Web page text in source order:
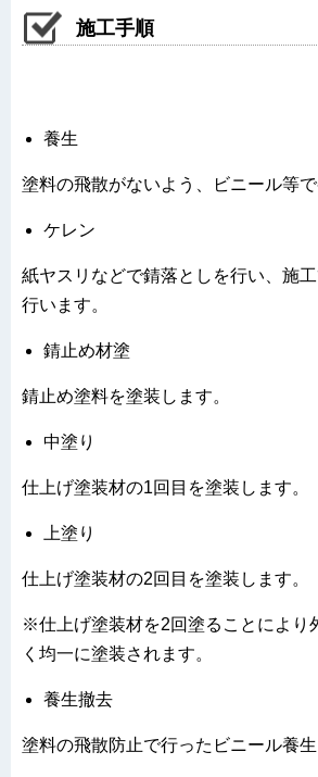
施工手順
養生
塗料の飛散がないよう、ビニール等で
ケレン
紙ヤスリなどで錆落としを行い、施
行います。
錆止め材塗
錆止め塗料を塗装します。
中塗り
仕上げ塗装材の1回目を塗装します。
上塗り
仕上げ塗装材の2回目を塗装します。
※仕上げ塗装材を2回塗ることにより
く均一に塗装されます。
養生撤去
塗料の飛散防止で行ったビニール養生